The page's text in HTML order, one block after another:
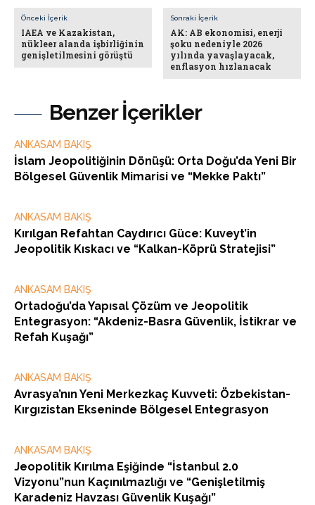
Benzer İçerikler
ANKASAM BAKIŞ
İslam Jeopolitiğinin Dönüşü: Orta Doğu’da Yeni Bir
Bölgesel Güvenlik Mimarisi ve “Mekke Paktı”
ANKASAM BAKIŞ
Kırılgan Refahtan Caydırıcı Güce: Kuveyt’in
Jeopolitik Kıskacı ve “Kalkan-Köprü Stratejisi”
ANKASAM BAKIŞ
Ortadoğu’da Yapısal Çözüm ve Jeopolitik
Entegrasyon: “Akdeniz-Basra Güvenlik, İstikrar ve
Refah Kuşağı”
ANKASAM BAKIŞ
Avrasya’nın Yeni Merkezkaç Kuvveti: Özbekistan-
Kırgızistan Ekseninde Bölgesel Entegrasyon
ANKASAM BAKIŞ
Jeopolitik Kırılma Eşiğinde “İstanbul 2.0
Vizyonu”nun Kaçınılmazlığı ve “Genişletilmiş
Karadeniz Havzası Güvenlik Kuşağı”
Önceki İçerik
IAEA ve Kazakistan,
nükleer alanda işbirliğinin
genişletilmesini görüştü
Sonraki İçerik
AK: AB ekonomisi, enerji
şoku nedeniyle 2026
yılında yavaşlayacak,
enflasyon hızlanacak